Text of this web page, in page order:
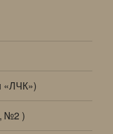
«ЛЧК»)
№2 )